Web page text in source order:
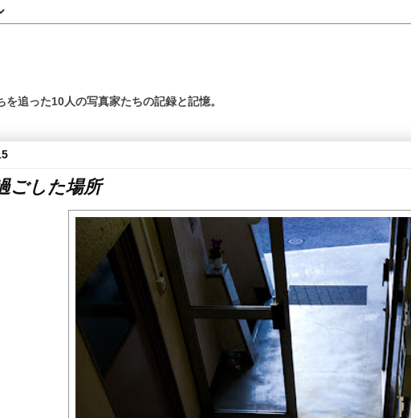
追った10人の写真家たちの記録と記憶。
ごした場所